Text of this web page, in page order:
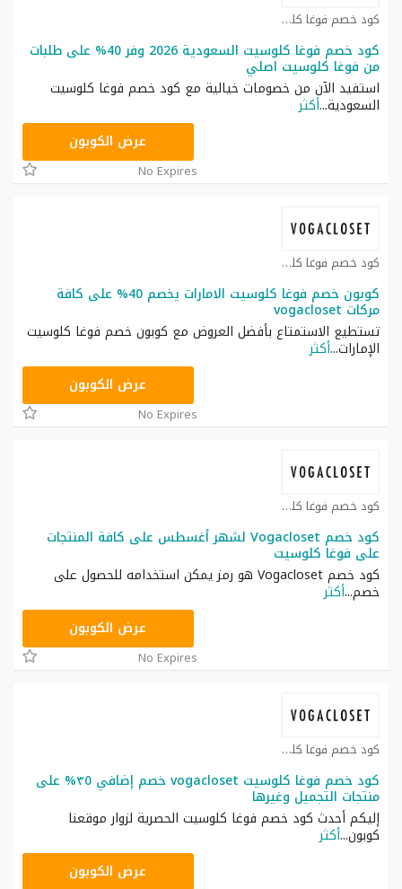
كود خصم فوغا كلوسيت كوبون
كود خصم فوغا كلوسيت السعودية 2026 وفر 40% على طلبات
من فوغا كلوسيت اصلي
استفيد الآن من خصومات خيالية مع كود خصم فوغا كلوسيت
السعودية...أكثر
عرض الكوبون
No Expires
كود خصم فوغا كلوسيت كوبون
كوبون خصم فوغا كلوسيت الامارات يخصم 40% على كافة
مركات vogacloset
تستطيع الاستمتاع بأفضل العروض مع كوبون خصم فوغا كلوسيت
الإمارات...أكثر
TG627عرض الكوبون
No Expires
كود خصم فوغا كلوسيت كوبون
كود خصم Vogacloset لشهر أغسطس على كافة المنتجات
على فوغا كلوسيت
كود خصم Vogacloset هو رمز يمكن استخدامه للحصول على
خصم...أكثر
TG627عرض الكوبون
No Expires
كود خصم فوغا كلوسيت كوبون
كود خصم فوغا كلوسيت vogacloset خصم إضافي ٣٥% على
منتجات التجميل وغيرها
إليكم أحدث كود خصم فوغا كلوسيت الحصرية لزوار موقعنا
كوبون...أكثر
TG627عرض الكوبون